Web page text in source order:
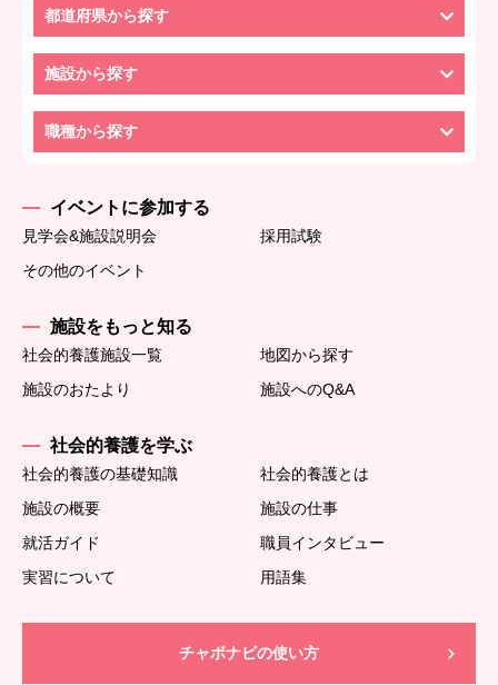
都道府県から探す
施設から探す
職種から探す
イベントに参加する
見学会&施設説明会
採用試験
その他のイベント
施設をもっと知る
社会的養護施設一覧
地図から探す
施設のおたより
施設へのQ&A
社会的養護を学ぶ
社会的養護の基礎知識
社会的養護とは
施設の概要
施設の仕事
就活ガイド
職員インタビュー
実習について
用語集
チャボナビの使い方